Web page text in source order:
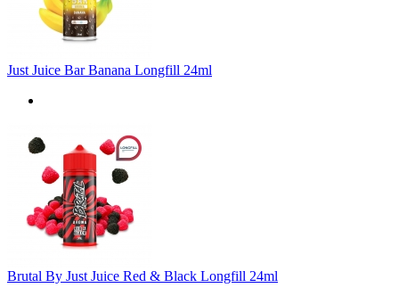
Just Juice Bar Banana Longfill 24ml
Brutal By Just Juice Red & Black Longfill 24ml